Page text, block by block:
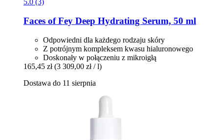
5.0 (3)
Faces of Fey Deep Hydrating Serum, 50 ml
Odpowiedni dla każdego rodzaju skóry
Z potrójnym kompleksem kwasu hialuronowego
Doskonały w połączeniu z mikroigłą
165,45 zł (3 309,00 zł / l)
Dostawa do 11 sierpnia